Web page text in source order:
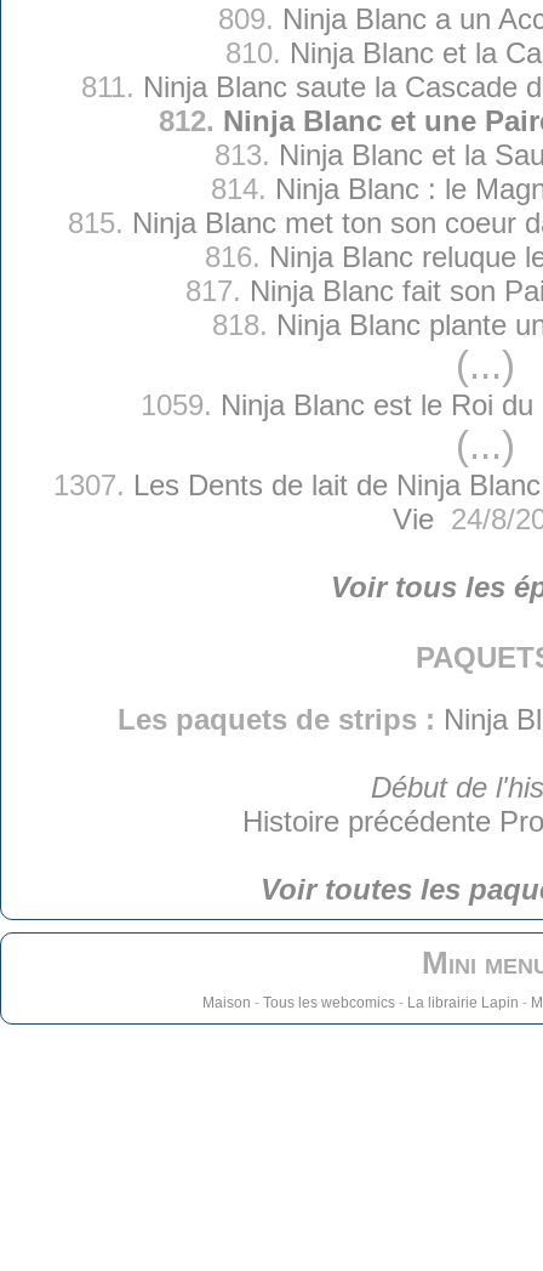
809. Ninja Blanc a un
810. Ninja Blanc et la
811. Ninja Blanc saute la Cascade
812. Ninja Blanc et une
813. Ninja Blanc et la
814. Ninja Blanc : le
815. Ninja Blanc met ton son coeur
816. Ninja Blanc reluque
817. Ninja Blanc fait son
818. Ninja Blanc plante
(...)
1059. Ninja Blanc est le Roi du
(...)
1307. Les Dents de lait de Ninja
Vie24/8/
Voir tous les
Les paquets de strips : Ninja
Début de
Histoire précédente
Voir toutes les
Mini
Maison - Tous les webcomics- La librairie Lapin -